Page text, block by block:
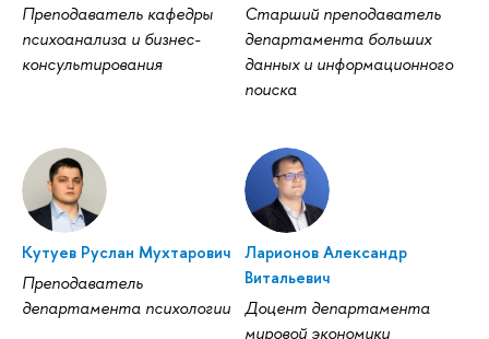
Преподаватель кафедры
психоанализа и бизнес-
консультирования
Старший преподаватель
департамента больших
данных и информационного
поиска
Кутуев Руслан Мухтарович
Преподаватель
департамента психологии
Ларионов Александр
Витальевич
Доцент департамента
мировой экономики